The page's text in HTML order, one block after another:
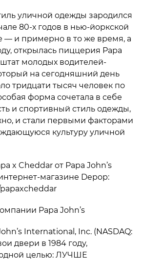
уличной одежды зародился
80-х годов в нью-йоркской
— и примерно в то же время, а
открылась пиццерия Papa
молодых водителей-
на сегодняшний день
тридцати тысяч человек по
форма сочетала в себе
и спортивный стиль одежды,
и стали первыми факторами
культуру уличной
x Cheddar от Papa John’s
магазине Depop:
Papa John’s
International, Inc. (NASDAQ:
двери в 1984 году,
одной целью: ЛУЧШЕ